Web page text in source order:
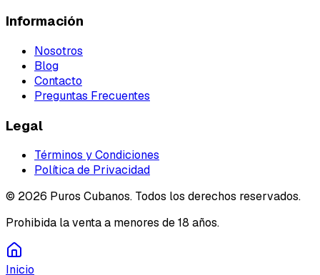
Información
Nosotros
Blog
Contacto
Preguntas Frecuentes
Legal
Términos y Condiciones
Política de Privacidad
© 2026 Puros Cubanos. Todos los derechos reservados.
Prohibida la venta a menores de 18 años.
Inicio